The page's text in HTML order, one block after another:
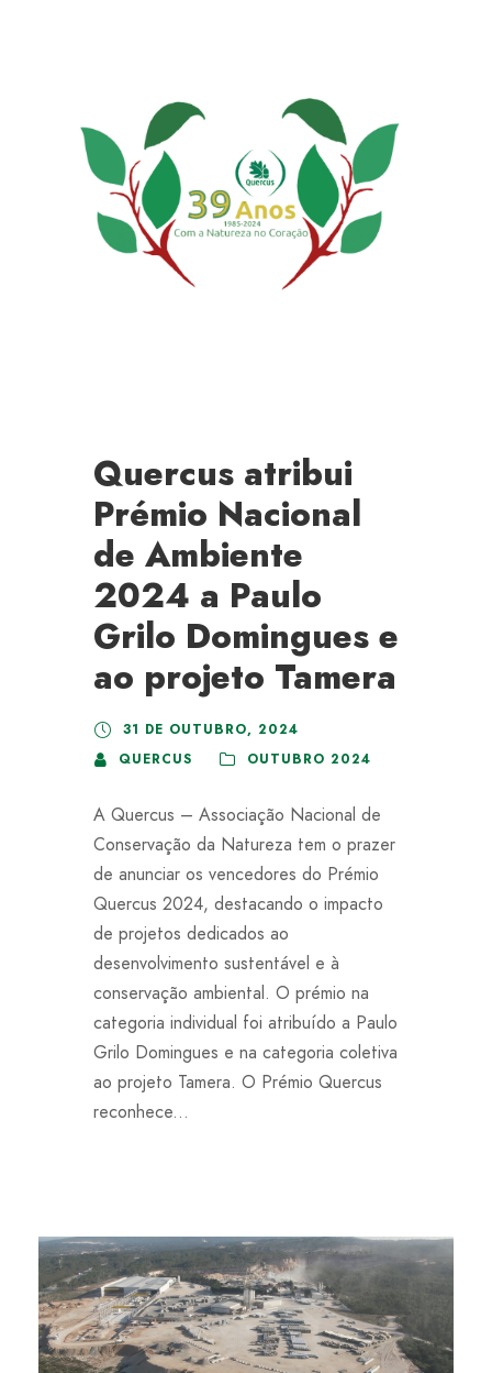
Quercus atribui
Prémio Nacional
de Ambiente
2024 a Paulo
Grilo Domingues e
ao projeto Tamera
31 DE OUTUBRO, 2024
QUERCUS
OUTUBRO 2024
A Quercus – Associação Nacional de
Conservação da Natureza tem o prazer
de anunciar os vencedores do Prémio
Quercus 2024, destacando o impacto
de projetos dedicados ao
desenvolvimento sustentável e à
conservação ambiental. O prémio na
categoria individual foi atribuído a Paulo
Grilo Domingues e na categoria coletiva
ao projeto Tamera. O Prémio Quercus
reconhece...